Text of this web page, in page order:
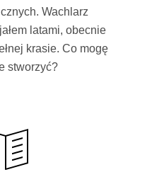
Wachlarz
latami, obecnie
krasie. Co mogę
stworzyć?